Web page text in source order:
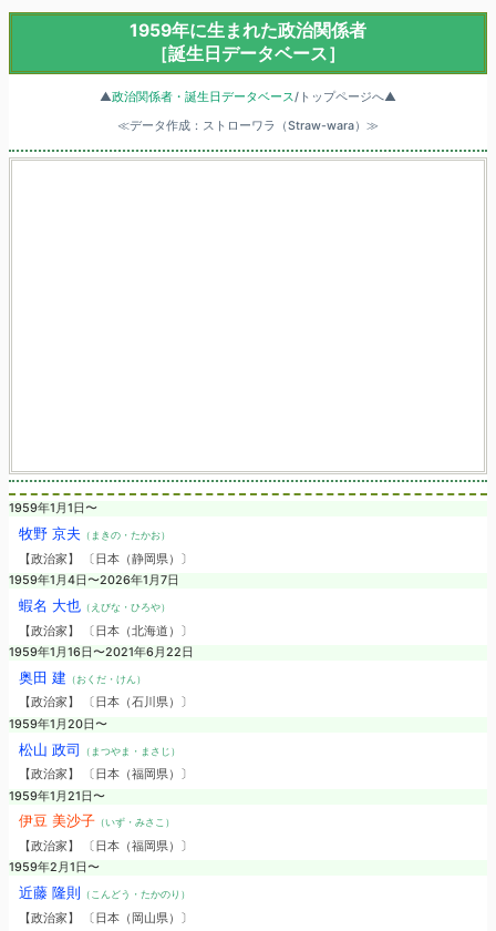
1959年に生まれた政治関係者
［誕生日データベース］
▲政治関係者・誕生日データベース/トップページへ▲
≪データ作成：ストローワラ（Straw-wara）≫
1959年1月1日〜
牧野 京夫 （まきの・たかお）
【政治家】 〔日本（静岡県）〕
1959年1月4日〜2026年1月7日
蝦名 大也（えびな・ひろや）
【政治家】 〔日本（北海道）〕
1959年1月16日〜2021年6月22日
奥田 建 （おくだ・けん）
【政治家】 〔日本（石川県）〕
1959年1月20日〜
松山 政司 （まつやま・まさじ）
【政治家】 〔日本（福岡県）〕
1959年1月21日〜
伊豆 美沙子（いず・みさこ）
【政治家】 〔日本（福岡県）〕
1959年2月1日〜
近藤 隆則 （こんどう・たかのり）
【政治家】 〔日本（岡山県）〕